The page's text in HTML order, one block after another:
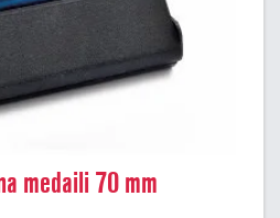
medaili 70 mm